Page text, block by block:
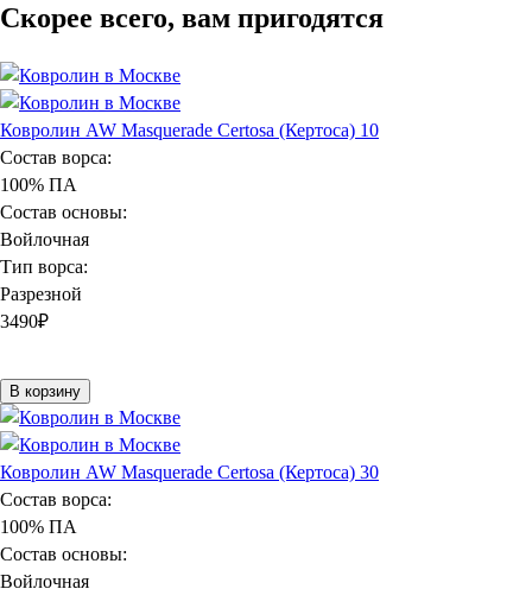
Скорее всего, вам пригодятся
Ковролин AW Masquerade Certosa (Кертоса) 10
Состав ворса:
100% ПА
Состав основы:
Войлочная
Тип ворса:
Разрезной
3490₽
В корзину
Ковролин AW Masquerade Certosa (Кертоса) 30
Состав ворса:
100% ПА
Состав основы:
Войлочная